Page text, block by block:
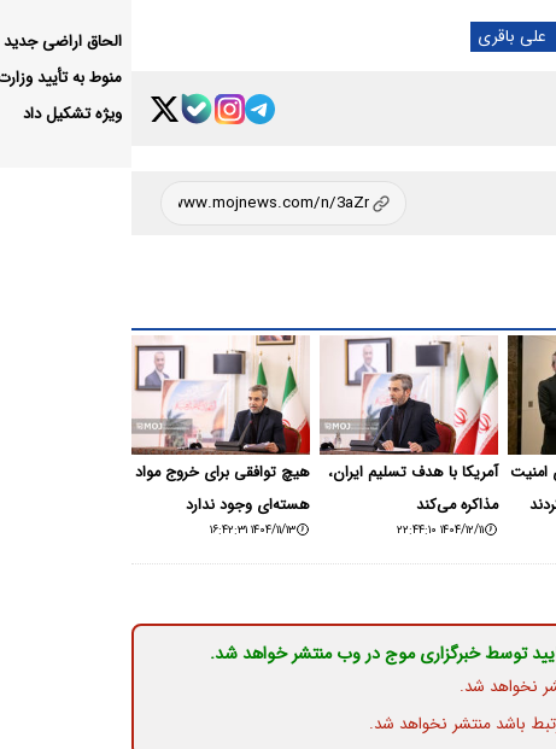
علی باقری
امنیت آمریکا با هدف تسلیم ایران،
مذاکره می‌کند
۱۴۰۴/۱۲/۱۱ ۲۲:۴۴:۱۰
هیچ توافقی برای خروج مواد
هسته‌ای وجود ندارد
۱۴۰۴/۱۱/۱۳ ۱۶:۴۲:۳۱
توسط خبرگزاری موج در وب منتشر خواهد شد.
نخواهد شد.
باشد منتشر نخواهد شد.
الحاق اراضی
منوط به تأیید
ویژه تشکیل داد